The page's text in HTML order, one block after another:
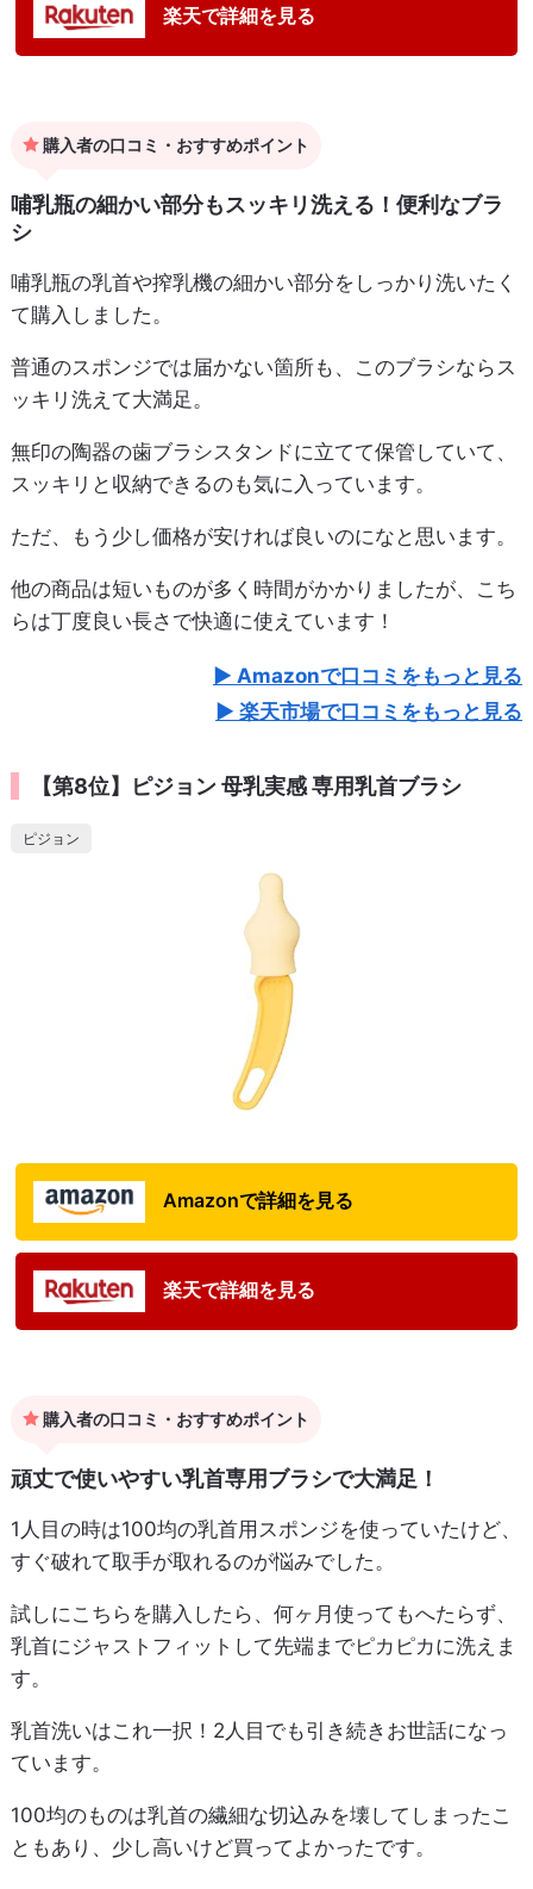
楽天で詳細を見る
購入者の口コミ・おすすめポイント
哺乳瓶の細かい部分もスッキリ洗える！便利なブラ
シ
哺乳瓶の乳首や搾乳機の細かい部分をしっかり洗いたく
て購入しました。
普通のスポンジでは届かない箇所も、このブラシならス
ッキリ洗えて大満足。
無印の陶器の歯ブラシスタンドに立てて保管していて、
スッキリと収納できるのも気に入っています。
ただ、もう少し価格が安ければ良いのになと思います。
他の商品は短いものが多く時間がかかりましたが、こち
らは丁度良い長さで快適に使えています！
Amazonで口コミをもっと見る
楽天市場で口コミをもっと見る
【第8位】ピジョン 母乳実感 専用乳首ブラシ
ピジョン
Amazonで詳細を見る
楽天で詳細を見る
購入者の口コミ・おすすめポイント
頑丈で使いやすい乳首専用ブラシで大満足！
1人目の時は100均の乳首用スポンジを使っていたけど、
すぐ破れて取手が取れるのが悩みでした。
試しにこちらを購入したら、何ヶ月使ってもへたらず、
乳首にジャストフィットして先端までピカピカに洗えま
す。
乳首洗いはこれ一択！2人目でも引き続きお世話になっ
ています。
100均のものは乳首の繊細な切込みを壊してしまったこ
ともあり、少し高いけど買ってよかったです。